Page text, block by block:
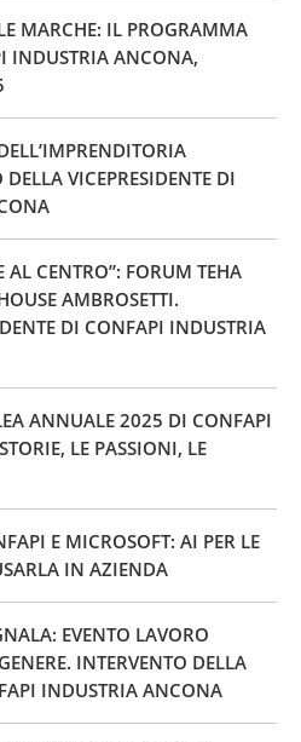
MARCHE: IL PROGRAMMA
INDUSTRIA ANCONA,
VICEPRESIDENTE DI
CENTRO”: FORUM TEHA
AMBROSETTI.
DI CONFAPI INDUSTRIA
ANNUALE 2025 DI CONFAPI
LE PASSIONI, LE
E MICROSOFT: AI PER LE
IN AZIENDA
EVENTO LAVORO
INTERVENTO DELLA
INDUSTRIA ANCONA